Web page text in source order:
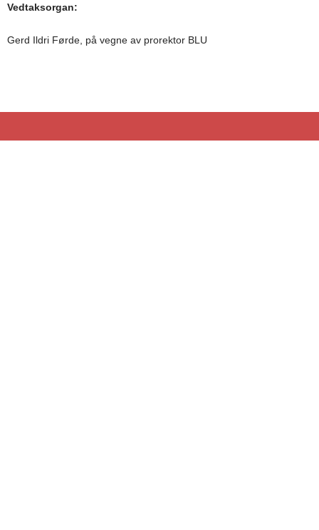
Vedtaksorgan
Gerd Ildri Førde, på vegne av prorektor BLU